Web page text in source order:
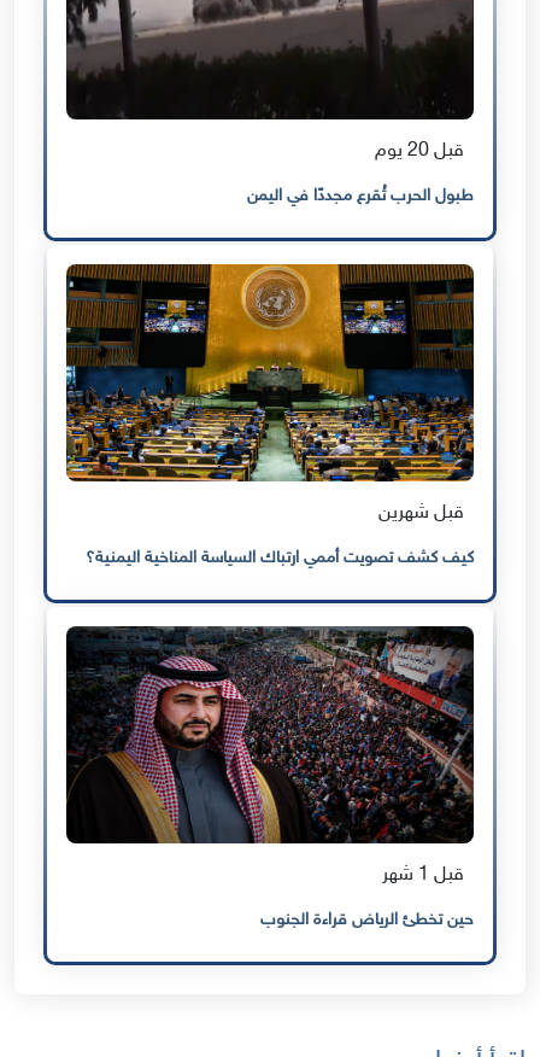
قبل 20 يوم
طبول الحرب تُقرع مجددًا في اليمن
قبل شهرين
كيف كشف تصويت أممي ارتباك السياسة المناخية اليمنية؟
قبل 1 شهر
حين تخطئ الرياض قراءة الجنوب